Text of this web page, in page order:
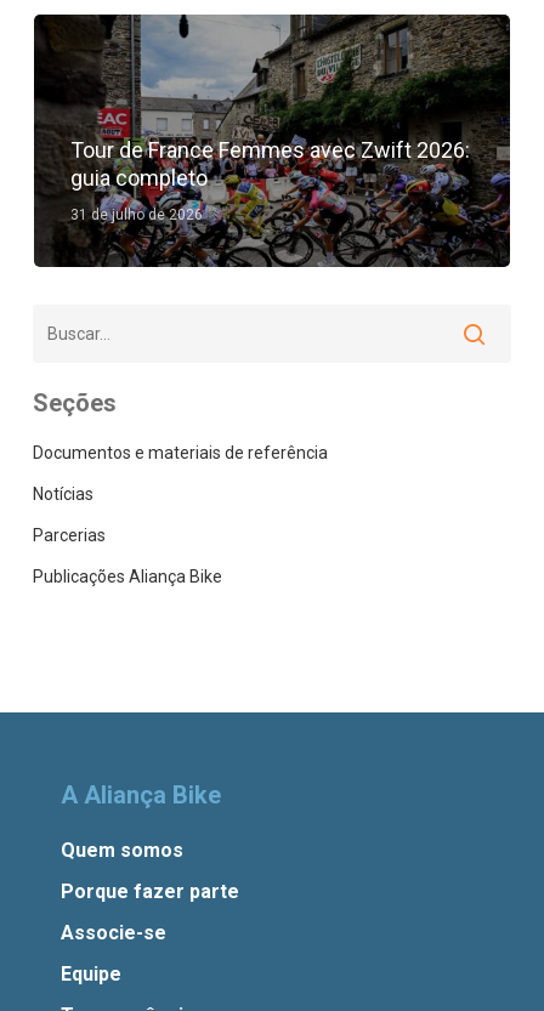
Tour de France Femmes avec Zwift 2026:
guia completo
31 de julho de 2026
Seções
Documentos e materiais de referência
Notícias
Parcerias
Publicações Aliança Bike
A Aliança Bike
Quem somos
Porque fazer parte
Associe-se
Equipe